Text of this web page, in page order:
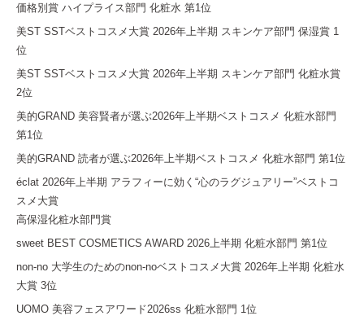
価格別賞 ハイプライス部門 化粧水 第1位
美ST SSTベストコスメ大賞 2026年上半期 スキンケア部門 保湿賞 1
位
美ST SSTベストコスメ大賞 2026年上半期 スキンケア部門 化粧水賞
2位
美的GRAND 美容賢者が選ぶ2026年上半期ベストコスメ 化粧水部門
第1位
美的GRAND 読者が選ぶ2026年上半期ベストコスメ 化粧水部門 第1位
éclat 2026年上半期 アラフィーに効く“心のラグジュアリー”ベストコ
スメ大賞
高保湿化粧水部門賞
sweet BEST COSMETICS AWARD 2026上半期 化粧水部門 第1位
non-no 大学生のためのnon-noベストコスメ大賞 2026年上半期 化粧水
大賞 3位
UOMO 美容フェスアワード2026ss 化粧水部門 1位